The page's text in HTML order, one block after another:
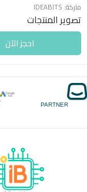
ماركة: IDEABITS
تصوير المنتجات
احجز الآن
PARTNER